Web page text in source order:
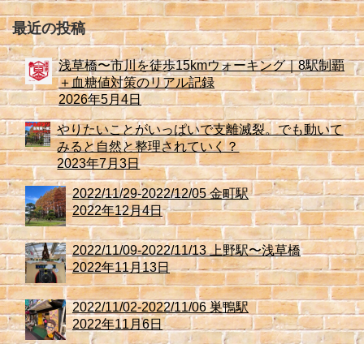
最近の投稿
浅草橋〜市川を徒歩15kmウォーキング｜8駅制覇
＋血糖値対策のリアル記録
2026年5月4日
やりたいことがいっぱいで支離滅裂。でも動いて
みると自然と整理されていく？
2023年7月3日
2022/11/29-2022/12/05 金町駅
2022年12月4日
2022/11/09-2022/11/13 上野駅〜浅草橋
2022年11月13日
2022/11/02-2022/11/06 巣鴨駅
2022年11月6日